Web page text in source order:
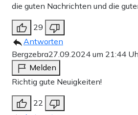
die guten Nachrichten und die
29
Antworten
Bergzebra27.09.2024 um 21:44
Melden
Richtig gute Neuigkeiten!
22